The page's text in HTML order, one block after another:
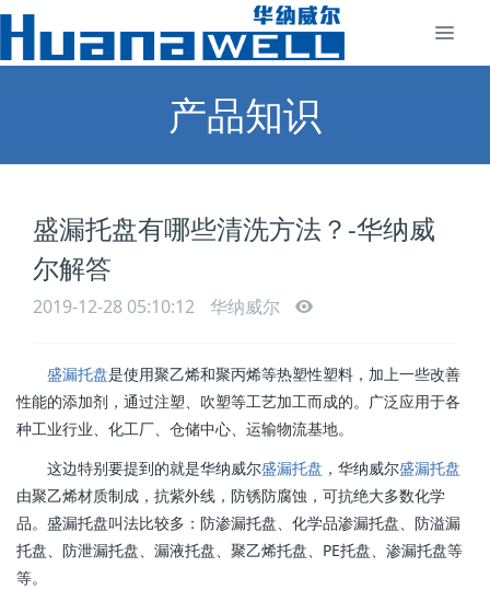
产品知识
盛漏托盘有哪些清洗方法？-华纳威
尔解答
2019-12-28 05:10:12 华纳威尔
盛漏托盘是使用聚乙烯和聚丙烯等热塑性塑料，加上一些改善
性能的添加剂，通过注塑、吹塑等工艺加工而成的。广泛应用于各
种工业行业、化工厂、仓储中心、运输物流基地。
这边特别要提到的就是华纳威尔盛漏托盘 ，华纳威尔盛漏托盘
由聚乙烯材质制成，抗紫外线，防锈防腐蚀，可抗绝大多数化学
品。盛漏托盘叫法比较多：防渗漏托盘、化学品渗漏托盘、防溢漏
托盘、防泄漏托盘、漏液托盘、聚乙烯托盘、PE托盘、渗漏托盘等
等。